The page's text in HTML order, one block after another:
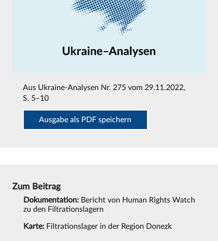
Aus Ukraine-Analysen Nr. 275 vom 29.11.2022,
S. 5–10
Ausgabe als PDF speichern
Zum Beitrag
Dokumentation: Bericht von Human Rights Watch
zu den Filtrationslagern
Karte: Filtrationslager in der Region Donezk